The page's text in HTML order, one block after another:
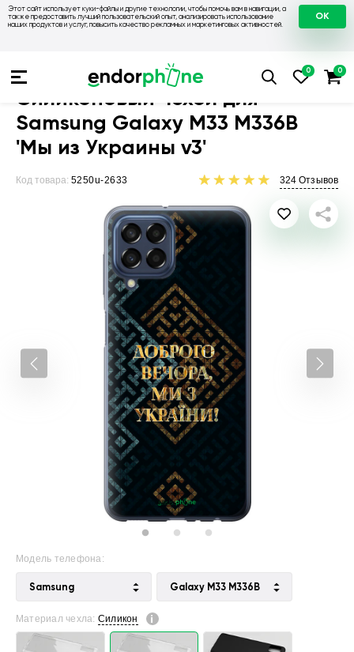
Этот сайт использует куки-файлы и другие технологии, чтобы помочь вам в навигации, а
также предоставить лучший пользовательский опыт, анализировать использование
наших продуктов и услуг, повысить качество рекламных и маркетинговых активностей.
OK
Чехлы на Samsung Чехол для
Силиконовый чехол для
Samsung Galaxy M33 M336B
'Мы из Украины v3'
Код товара: 5250u-2633 324 Отзывов
Модель телефона:
Samsung Galaxy M33 M336B
Материал чехла: Силикон